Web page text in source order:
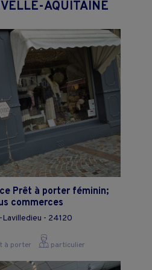
AQUITAINE
Prêt à porter féminin;
commerces
Lavilledieu - 24120
à porter particulier